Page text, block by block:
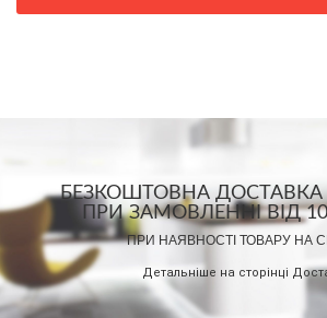
БЕЗКОШТОВНА
ПРИ ЗАМОВЛЕННІ ВІД
ПРИ НАЯВНОСТІ ТОВАРУ НА
Детальніше на сторінці